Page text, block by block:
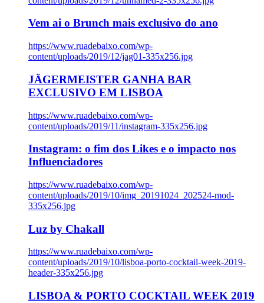
Vem ai o Brunch mais exclusivo do ano
https://www.ruadebaixo.com/wp-
content/uploads/2019/12/jag01-335x256.jpg
JÄGERMEISTER GANHA BAR
EXCLUSIVO EM LISBOA
https://www.ruadebaixo.com/wp-
content/uploads/2019/11/instagram-335x256.jpg
Instagram: o fim dos Likes e o impacto nos
Influenciadores
https://www.ruadebaixo.com/wp-
content/uploads/2019/10/img_20191024_202524-mod-
335x256.jpg
Luz by Chakall
https://www.ruadebaixo.com/wp-
content/uploads/2019/10/lisboa-porto-cocktail-week-2019-
header-335x256.jpg
LISBOA & PORTO COCKTAIL WEEK 2019